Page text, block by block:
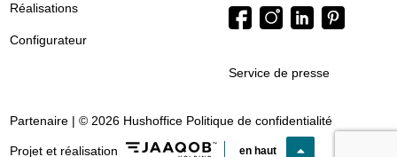
Réalisations
Configurateur
Service de presse
Partenaire | © 2026 Hushoffice Politique de confidentialité
Projet et réalisation en haut